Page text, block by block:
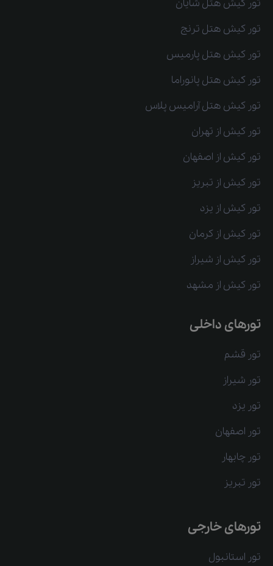
تور کیش هتل شایان
تور کیش هتل ترنج
تور کیش هتل پارمیس
تور کیش هتل پانوراما
تور کیش هتل آرامیس پلاس
تور کیش از تهران
تور کیش از اصفهان
تور کیش از تبریز
تور کیش از یزد
تور کیش از کرمان
تور کیش از شیراز
تور کیش از مشهد
تورهای داخلی
تور قشم
تور شیراز
تور یزد
تور اصفهان
تور چابهار
تور تبریز
تورهای خارجی
تور استانبول